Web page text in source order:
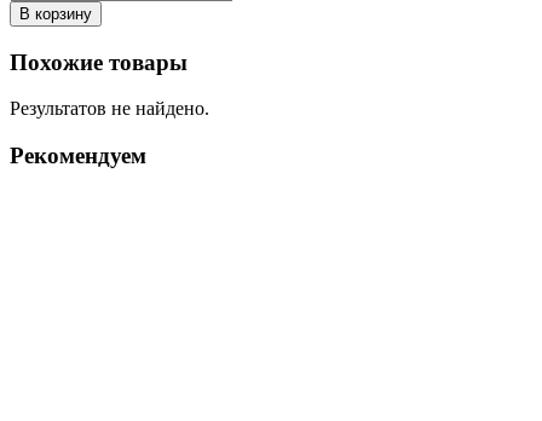
В корзину
Похожие товары
Результатов не найдено.
Рекомендуем